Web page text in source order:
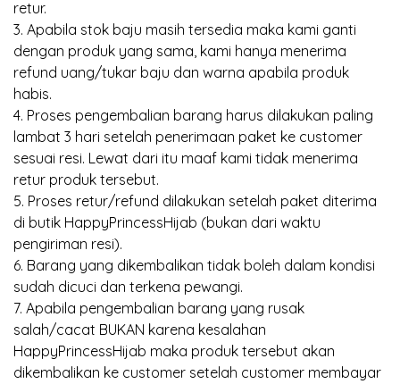
retur.
3. Apabila stok baju masih tersedia maka kami ganti
dengan produk yang sama, kami hanya menerima
refund uang/tukar baju dan warna apabila produk
habis.
4. Proses pengembalian barang harus dilakukan paling
lambat 3 hari setelah penerimaan paket ke customer
sesuai resi. Lewat dari itu maaf kami tidak menerima
retur produk tersebut.
5. Proses retur/refund dilakukan setelah paket diterima
di butik HappyPrincessHijab (bukan dari waktu
pengiriman resi).
6. Barang yang dikembalikan tidak boleh dalam kondisi
sudah dicuci dan terkena pewangi.
7. Apabila pengembalian barang yang rusak
salah/cacat BUKAN karena kesalahan
HappyPrincessHijab maka produk tersebut akan
dikembalikan ke customer setelah customer membayar